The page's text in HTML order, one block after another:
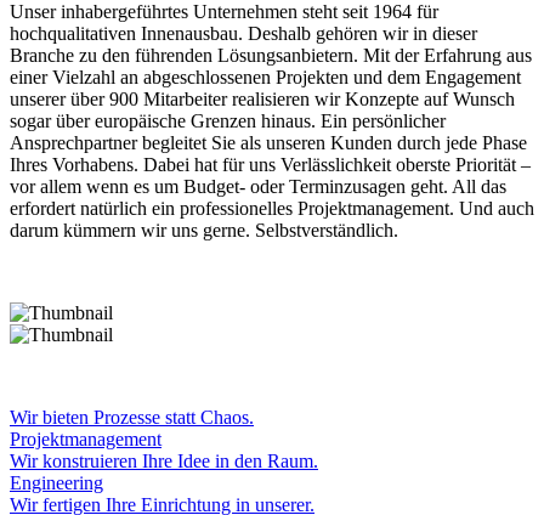
Unser inhabergeführtes Unternehmen steht seit 1964 für
hochqualitativen Innenausbau. Deshalb gehören wir in dieser
Branche zu den führenden Lösungsanbietern. Mit der Erfahrung aus
einer Vielzahl an abgeschlossenen Projekten und dem Engagement
unserer über 900 Mitarbeiter realisieren wir Konzepte auf Wunsch
sogar über europäische Grenzen hinaus. Ein persönlicher
Ansprechpartner begleitet Sie als unseren Kunden durch jede Phase
Ihres Vorhabens. Dabei hat für uns Verlässlichkeit oberste Priorität –
vor allem wenn es um Budget- oder Terminzusagen geht. All das
erfordert natürlich ein professionelles Projektmanagement. Und auch
darum kümmern wir uns gerne. Selbstverständlich.
Wir bieten Prozesse statt Chaos.
Projektmanagement
Wir konstruieren Ihre Idee in den Raum.
Engineering
Wir fertigen Ihre Einrichtung in unserer.